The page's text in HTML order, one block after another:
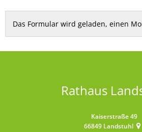
Das Formular wird geladen, einen
Rathaus
Kaiserstraße 49
66849 Landstuhl